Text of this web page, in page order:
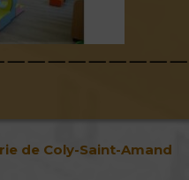
de Coly-Saint-Amand